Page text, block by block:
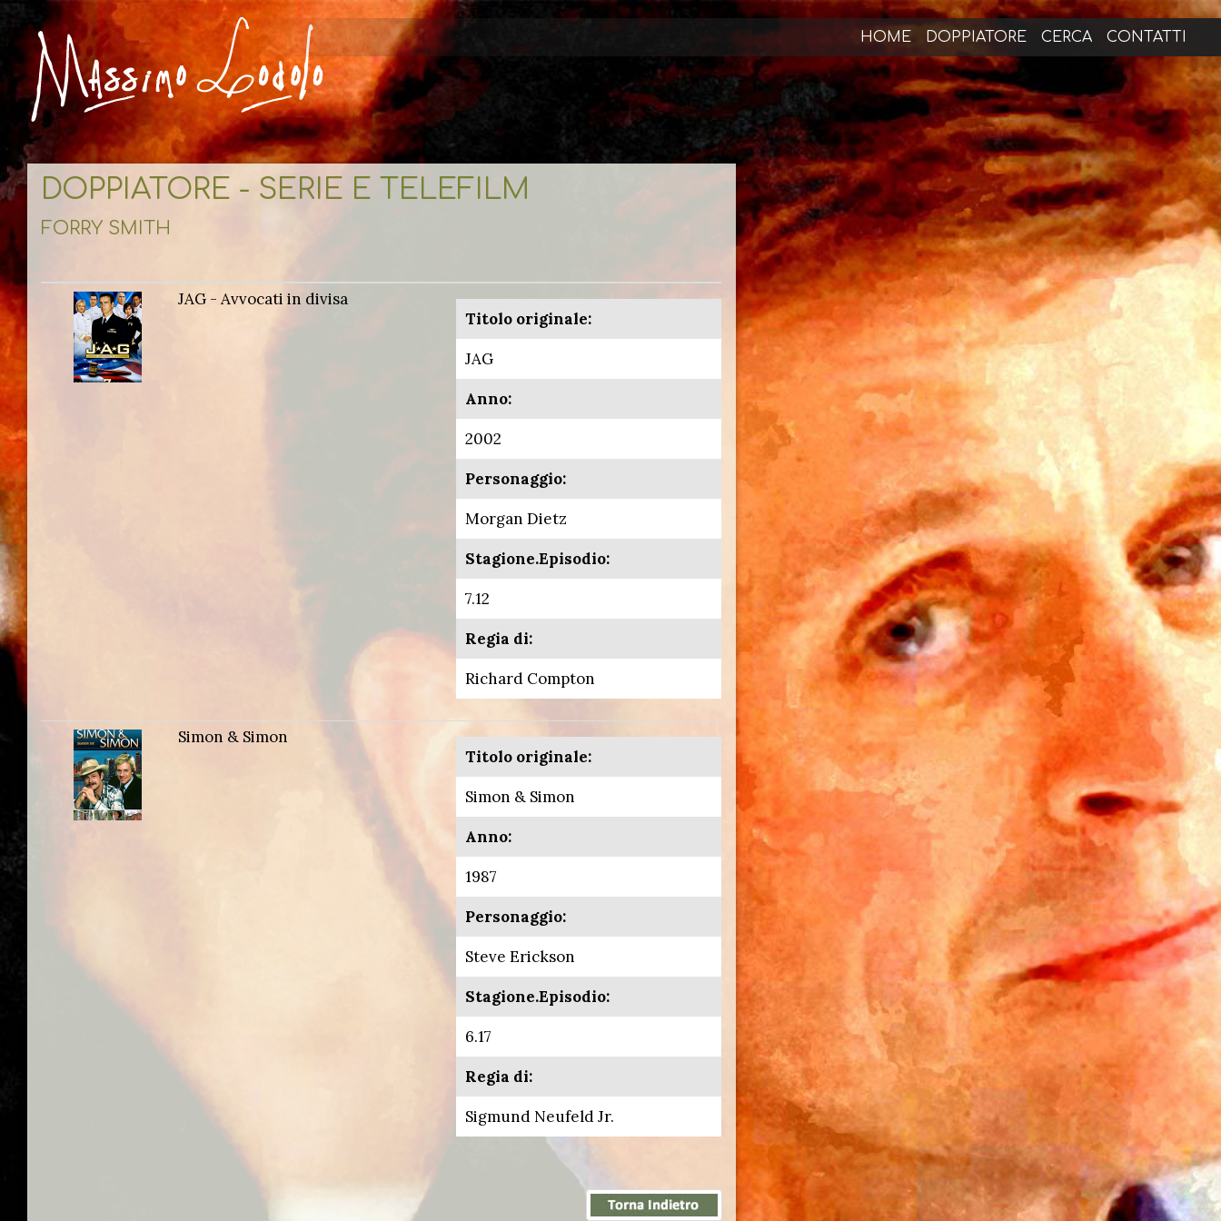
HOME DOPPIATORE CERCA CONTATTI
DOPPIATORE - SERIE E TELEFILM
FORRY SMITH
JAG - Avvocati in divisa
Titolo originale:
JAG
Anno:
2002
Personaggio:
Morgan Dietz
Stagione.Episodio:
7.12
Regia di:
Richard Compton
Simon & Simon
Titolo originale:
Simon & Simon
Anno:
1987
Personaggio:
Steve Erickson
Stagione.Episodio:
6.17
Regia di:
Sigmund Neufeld Jr.